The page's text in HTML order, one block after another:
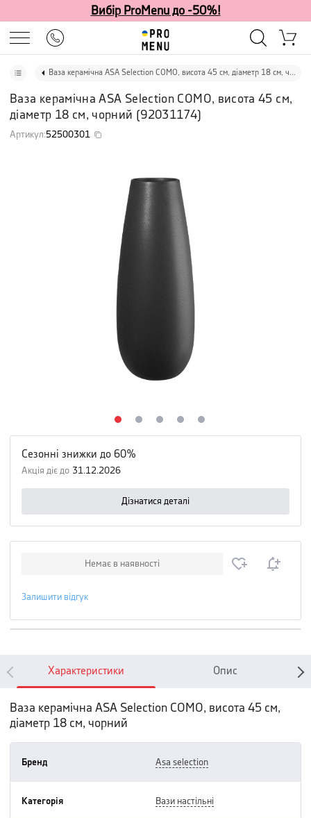
Вибір ProMenu до -50%!
Ваза керамічна ASA Selection COMO, висота 45 см, діаметр 18 см, чорний
Ваза керамічна ASA Selection COMO, висота 45 см,
діаметр 18 см, чорний (92031174)
Артикул:52500301
Сезонні знижки до 60%
Акція діє до 31.12.2026
Дізнатися деталі
Немає в наявності
Залишити відгук
Характеристики Опис
Ваза керамічна ASA Selection COMO, висота 45 см,
діаметр 18 см, чорний
Бренд asa selection
Категорія вази настільні